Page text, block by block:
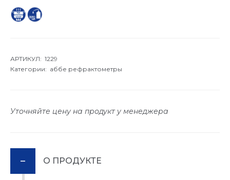
АРТИКУЛ: 1229
Категории: аббе рефрактометры
Уточняйте цену на продукт у менеджера
О ПРОДУКТЕ